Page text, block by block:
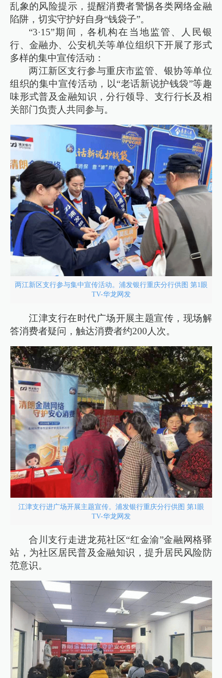
乱象的风险提示，提醒消费者警惕各类网络金融
陷阱，切实守护好自身“钱袋子”。
“3·15”期间，各机构在当地监管、人民银
行、金融办、公安机关等单位组织下开展了形式
多样的集中宣传活动：
两江新区支行参与重庆市监管、银协等单位
组织的集中宣传活动，以“老话新说护钱袋”等趣
味形式普及金融知识，分行领导、支行行长及相
关部门负责人共同参与。
两江新区支行参与集中宣传活动。浦发银行重庆分行供图 第1眼
TV-华龙网发
江津支行在时代广场开展主题宣传，现场解
答消费者疑问，触达消费者约200人次。
江津支行进广场开展主题宣传。浦发银行重庆分行供图 第1眼
TV-华龙网发
合川支行走进龙苑社区“红金渝”金融网格驿
站，为社区居民普及金融知识，提升居民风险防
范意识。